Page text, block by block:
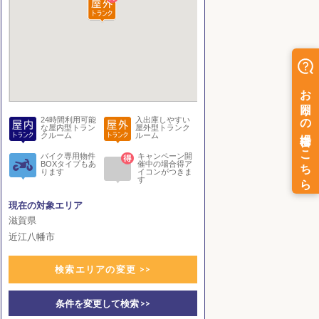
24時間利用可能
な屋内型トラン
クルーム
入出庫しやすい
屋外型トランク
ルーム
バイク専用物件
BOXタイプもあ
ります
キャンペーン開
催中の場合得ア
イコンがつきま
す
現在の対象エリア
滋賀県
近江八幡市
検索エリアの変更 >>
条件を変更して検索 >>